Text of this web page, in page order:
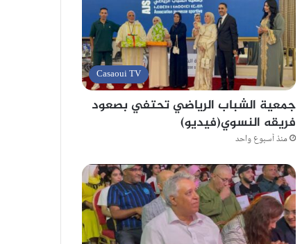
Casaoui TV
جمعية الشباب الرياضي تحتفي بصعود
فريقه النسوي(فيديو)
منذ أسبوع واحد